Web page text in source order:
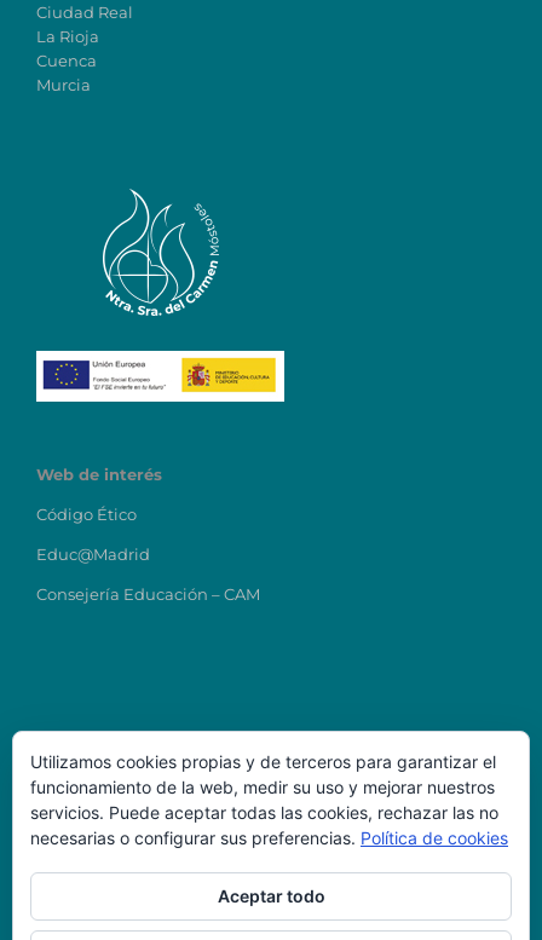
Ciudad Real
La Rioja
Cuenca
Murcia
Web de interés
Código Ético
Educ@Madrid
Consejería Educación – CAM
Datos de Contacto
Colegio Ntra Sra del Carmen
direcciontitular@carmenmostoles.es
Código Centro: 28023224
Teléfono: 916456723
Utilizamos cookies propias y de terceros para garantizar el
funcionamiento de la web, medir su uso y mejorar nuestros
servicios. Puede aceptar todas las cookies, rechazar las no
necesarias o configurar sus preferencias. Política de cookies
Aceptar todo